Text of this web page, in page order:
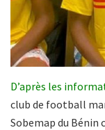
D’après les
club de football
Sobemap du